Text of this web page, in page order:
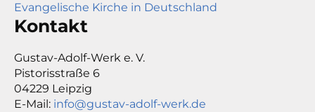
Evangelische Kirche in Deutschland
Kontakt
Gustav-Adolf-Werk e. V.
Pistorisstraße 6
04229 Leipzig
E-Mail: info@gustav-adolf-werk.de